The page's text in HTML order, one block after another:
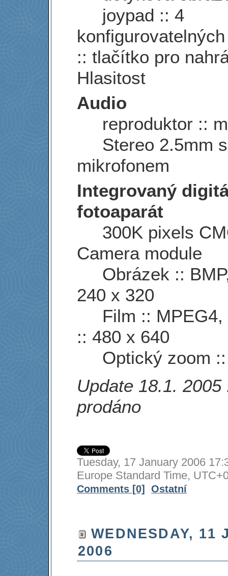
joypad :: 4
:: tlačítko pro
Hlasitost
Audio
reproduktor ::
Stereo 2.5mm s
mikrofonem
Integrovaný
fotoaparát
300K pixels
Camera module
Obrázek ::
240 x 320
Film :: MPEG4,
:: 480 x 640
Optický zoom ::
Update 18.1. 2005
prodáno
Tuesday, 17 January 2006
Europe Standard Time,
Comments [0] Ostatní
WEDNESDAY, 11
2006